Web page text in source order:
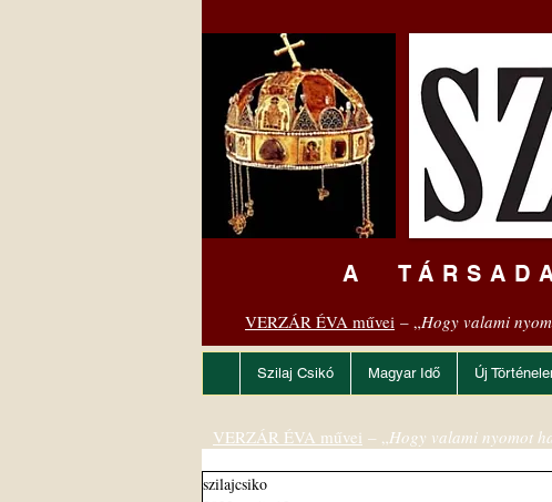
A
VERZÁR ÉVA művei – „Hogy valami
Szilaj Csikó Magyar Idő Új
szilajcsiko
VERZÁR ÉVA művei – „Hogy valami nyomot